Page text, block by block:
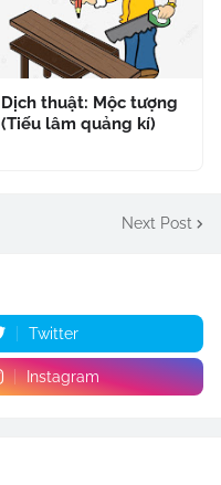
Dịch thuật: Mộc tượng
(Tiếu lâm quảng kí)
Next Post
Twitter
Instagram